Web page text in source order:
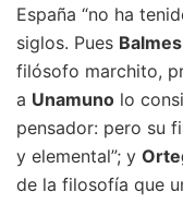
España “no ha
siglos. Pues Balmes
filósofo marchito,
a Unamuno lo
pensador: pero su
y elemental”; y
de la filosofía que